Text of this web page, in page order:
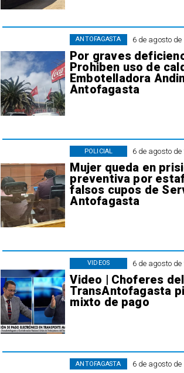
6 de agosto de
Por graves
Prohiben uso de
Embotelladora
Antofagasta
ANTOFAGASTA
6 de agosto de
Mujer queda en
preventiva por
falsos cupos de
Antofagasta
POLICIAL
6 de agosto de
Video | Choferes del
TransAntofagasta
mixto de pago
VIDEOS
6 de agosto de
ANTOFAGASTA